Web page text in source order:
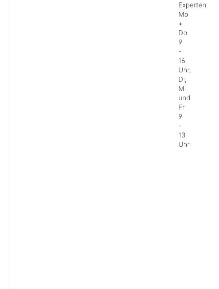
Experten
Mo
+
Do
9
-
16
Uhr,
Di,
Mi
und
Fr
9
-
13
Uhr